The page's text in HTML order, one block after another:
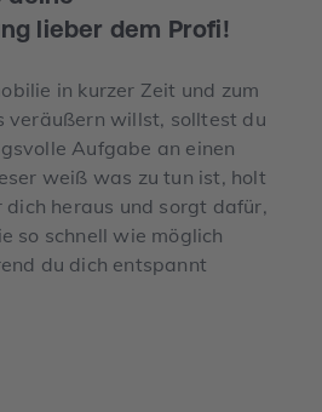
lieber dem Profi!
in kurzer Zeit und zum
veräußern willst, solltest du
Aufgabe an einen
weiß was zu tun ist, holt
dich heraus und sorgt dafür,
so schnell wie möglich
du dich entspannt